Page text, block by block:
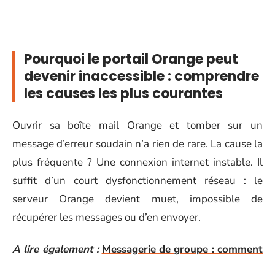
Pourquoi le portail Orange peut
devenir inaccessible : comprendre
les causes les plus courantes
Ouvrir sa boîte mail Orange et tomber sur un
message d’erreur soudain n’a rien de rare. La cause la
plus fréquente ? Une connexion internet instable. Il
suffit d’un court dysfonctionnement réseau : le
serveur Orange devient muet, impossible de
récupérer les messages ou d’en envoyer.
A lire également : Messagerie de groupe : comment